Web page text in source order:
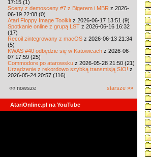
17:15 (1)
Sceny z demosceny #7 z Bigerem i MBR z 2026-
06-19 22:08 (0)
Atari Floppy Image Toolkit z 2026-06-17 13:51 (9)
Spotkanie online z grupą LST z 2026-06-16 16:32
(17)
Recoil zintegrowany z macOS z 2026-06-13 21:34
(5)
KWAS #40 odbędzie się w Katowicach z 2026-06-
07 17:59 (25)
Commodore po atarowsku z 2026-05-28 21:50 (21)
Urządzenie z rekordowo szybką transmisją SIO! z
2026-05-24 20:57 (116)
«« nowsze starsze »»
AtariOnline.pl na YouTube